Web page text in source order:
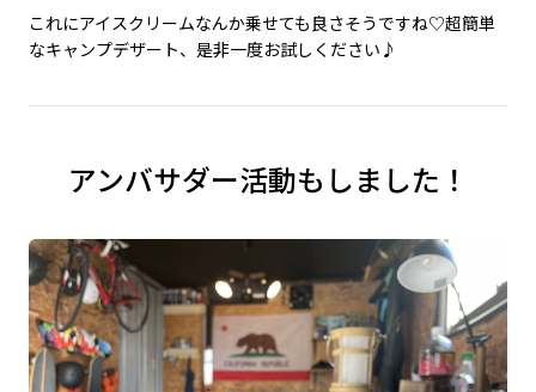
これにアイスクリームなんか乗せても良さそうですね♡超簡単
なキャンプデザート、是非一度お試しください♪
アンバサダー活動もしました！